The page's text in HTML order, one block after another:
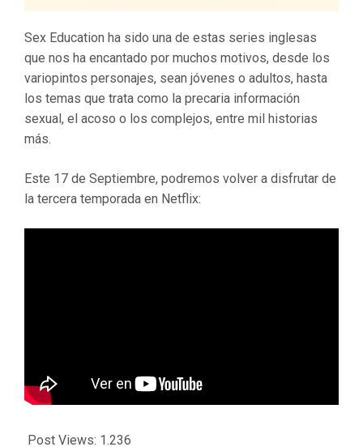
Sex Education ha sido una de estas series inglesas
que nos ha encantado por muchos motivos, desde los
variopintos personajes, sean jóvenes o adultos, hasta
los temas que trata como la precaria información
sexual, el acoso o los complejos, entre mil historias
más.
Este 17 de Septiembre, podremos volver a disfrutar de
la tercera temporada en Netflix:
Post Views: 1.236